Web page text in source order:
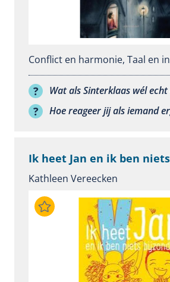
Conflict en harmonie, Taal en
Wat als Sinterklaas wél
Hoe reageer jij als iemand
Ik heet Jan en ik ben
Kathleen Vereecken